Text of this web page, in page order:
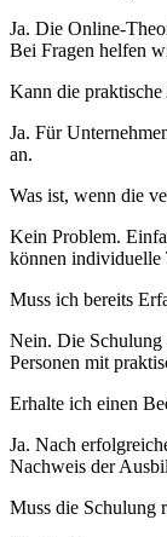
Ja. Die Online-
Bei Fragen helfen
Kann die
Ja. Für
an.
Was ist, wenn die
Kein Problem.
können individuelle
Muss ich bereits
Nein. Die Schulung
Personen mit
Erhalte ich einen
Ja. Nach
Nachweis der
Muss die Schulung